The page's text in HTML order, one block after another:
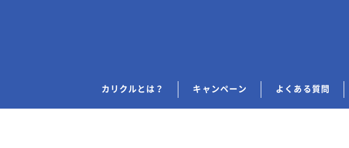
カリクルとは？ キャンペーン よくある質問